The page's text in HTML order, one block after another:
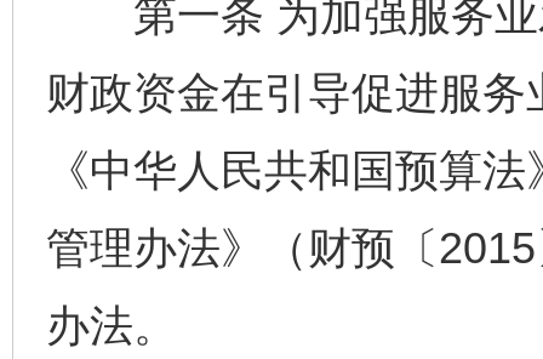
第一条 为加强服务业
财政资金在引导促进服
《中华人民共和国预算
管理办法》（财预〔
办法。